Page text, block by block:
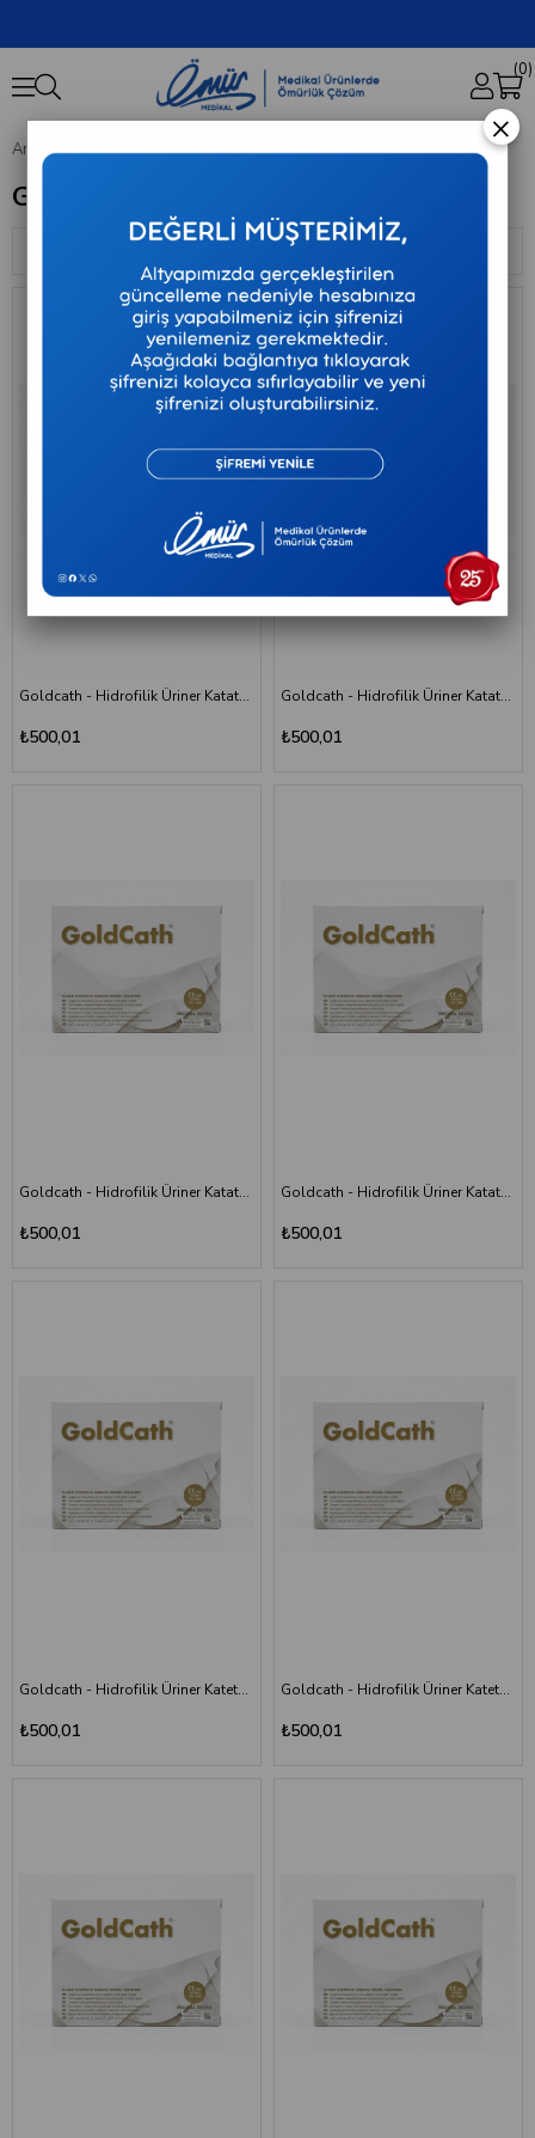
0
Anasayfa GOLDCATH
GOLDCATH
Filtreleme
Goldcath - Hidrofilik Üriner Katater Yüzüklü Sonda - CH06 - 20 cm - Kutu
₺500,01
Goldcath - Hidrofilik Üriner Katater Yüzüklü Sonda - CH08 - 20 cm - Kutu
₺500,01
Goldcath - Hidrofilik Üriner Katater Yüzüklü Sonda - CH08 - 30 cm - Kutu
₺500,01
Goldcath - Hidrofilik Üriner Katater Yüzüklü Sonda - CH10 - 20 cm - Kutu
₺500,01
Goldcath - Hidrofilik Üriner Kateter Yüzüklü Sonda - CH16 - 40 cm (Turuncu) - Kutu
₺500,01
Goldcath - Hidrofilik Üriner Kateter Yüzüklü Sonda - CH16 - 20 cm (Turuncu) - Kutu
₺500,01
×